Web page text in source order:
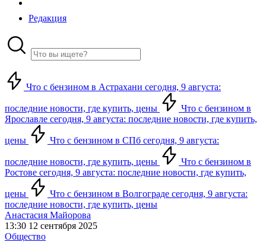
Редакция
Что с бензином в Астрахани сегодня, 9 августа:
последние новости, где купить, цены
Что с бензином в
Ярославле сегодня, 9 августа: последние новости, где купить,
цены Что с бензином в СПб сегодня, 9 августа:
последние новости, где купить, цены
Что с бензином в
Ростове сегодня, 9 августа: последние новости, где купить,
цены
Что с бензином в Волгограде сегодня, 9 августа:
последние новости, где купить, цены
Анастасия Майорова
13:30 12 сентября 2025
Общество